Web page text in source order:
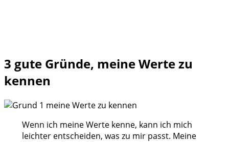
3 gute Gründe, meine Werte zu
kennen
Wenn ich meine Werte kenne, kann ich mich
leichter entscheiden, was zu mir passt. Meine